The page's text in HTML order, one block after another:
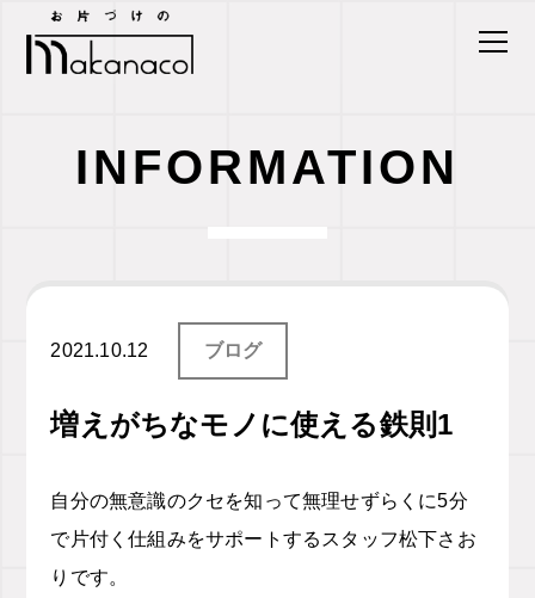
INFORMATION
2021.10.12 ブログ
増えがちなモノに使える鉄則1
自分の無意識のクセを知って無理せずらくに5分
で片付く仕組みをサポートするスタッフ松下さお
りです。